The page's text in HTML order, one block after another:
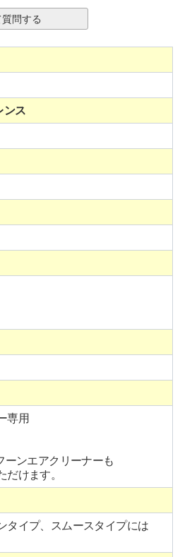
ンス
専用
ンエアクリーナーも
けます。
タイプ、スムースタイプには